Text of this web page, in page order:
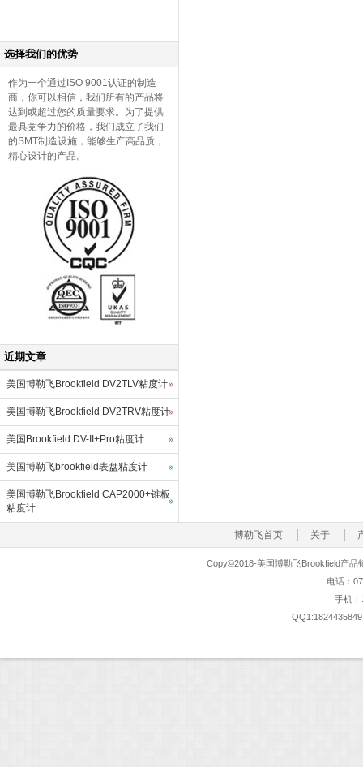
选择我们的优势
作为一个通过ISO 9001认证的制造
商，你可以相信，我们所有的产品将
达到或超过您的质量要求。为了提供
最具竞争力的价格，我们成立了我们
的SMT制造设施，能够生产高品质，
精心设计的产品。
近期文章
美国博勒飞Brookfield DV2TLV粘度计
美国博勒飞Brookfield DV2TRV粘度计
美国Brookfield DV-II+Pro粘度计
美国博勒飞brookfield表盘粘度计
美国博勒飞Brookfield CAP2000+锥板
粘度计
博勒飞首页 关于
Copy©2018-美国博勒飞Brookfield产
电话：
手机：